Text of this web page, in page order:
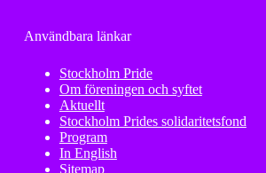
Användbara länkar
Stockholm Pride
Om föreningen och syftet
Aktuellt
Stockholm Prides solidaritetsfond
Program
In English
Sitemap